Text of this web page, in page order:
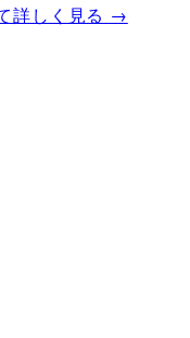
詳しく見る →